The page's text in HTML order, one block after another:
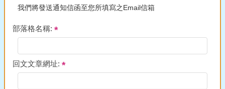
我們將發送通知信函至您所填寫之Email信箱
部落格名稱:
回文文章網址: